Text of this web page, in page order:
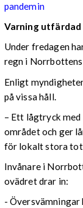
pandemin
Varning utfärdad
Under fredagen
regn i Norrbottens
Enligt
på vissa håll.
– Ett lågtryck
området och ger
för lokalt stora
Invånare i
ovädret drar in:
- Översvämningar